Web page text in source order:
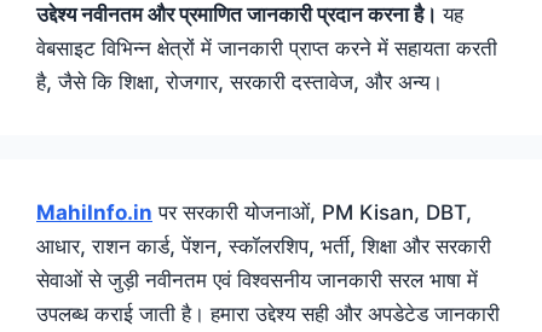
उद्देश्य नवीनतम और प्रमाणित जानकारी प्रदान करना है। यह
वेबसाइट विभिन्न क्षेत्रों में जानकारी प्राप्त करने में सहायता करती
है, जैसे कि शिक्षा, रोजगार, सरकारी दस्तावेज, और अन्य।
MahiInfo.in पर सरकारी योजनाओं, PM Kisan, DBT,
आधार, राशन कार्ड, पेंशन, स्कॉलरशिप, भर्ती, शिक्षा और सरकारी
सेवाओं से जुड़ी नवीनतम एवं विश्वसनीय जानकारी सरल भाषा में
उपलब्ध कराई जाती है। हमारा उद्देश्य सही और अपडेटेड जानकारी